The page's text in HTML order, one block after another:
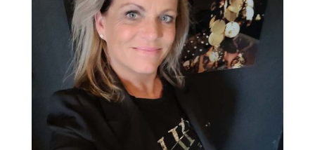
Website

Webshop

Drukwerk
